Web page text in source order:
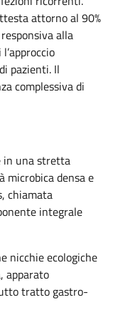
attorno al 90%
alla
pazienti. Il
complessiva di
in una stretta
microbica densa e
chiamata
integrale
nicchie ecologiche
apparato
tratto gastro-